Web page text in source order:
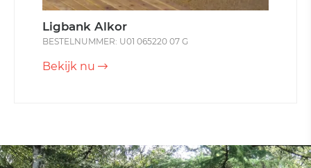
Ligbank Alkor
BESTELNUMMER: U01 065220 07 G
Bekijk nu